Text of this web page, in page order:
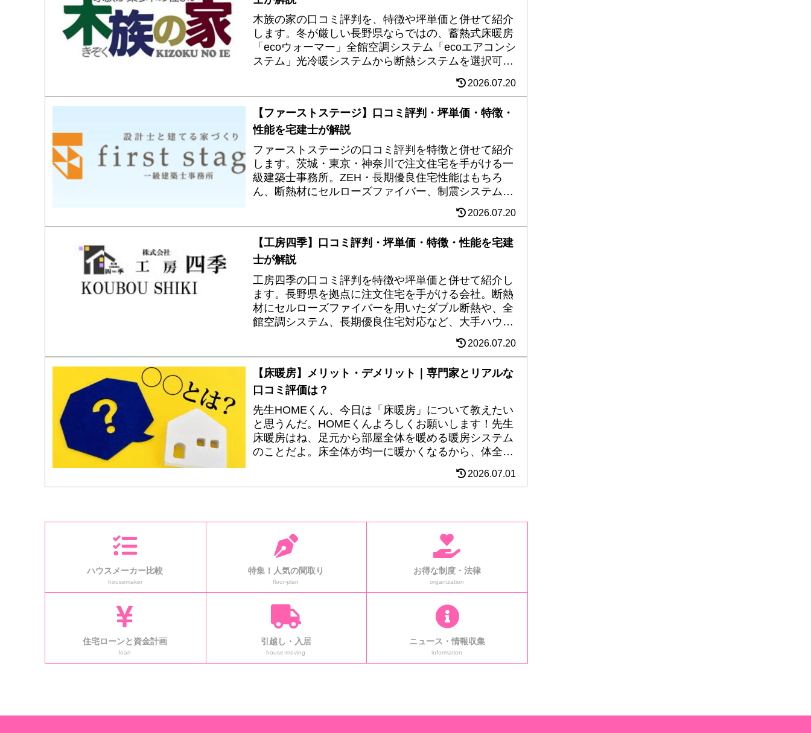
木族の家の口コミ評判を、特徴や坪単価と併せて紹介
します。冬が厳しい長野県ならではの、蓄熱式床暖房
「ecoウォーマー」全館空調システム「ecoエアコンシ
ステム」光冷暖システムから断熱システムを選択可能
2026.07.20
【ファーストステージ】口コミ評判・坪単価・特徴・
性能を宅建士が解説
ファーストステージの口コミ評判を特徴と併せて紹介
します。茨城・東京・神奈川で注文住宅を手がける一
級建築士事務所。ZEH・長期優良住宅性能はもちろ
ん、断熱材にセルローズファイバー、制震システム、
トリプルガラスの窓などハイグレード仕様。北欧やシ
ンプルモダンなど豊富なデザインも強み。
2026.07.20
【工房四季】口コミ評判・坪単価・特徴・性能を宅建
士が解説
工房四季の口コミ評判を特徴や坪単価と併せて紹介し
ます。長野県を拠点に注文住宅を手がける会社。断熱
材にセルローズファイバーを用いたダブル断熱や、全
館空調システム、長期優良住宅対応など、大手ハウス
メーカーの最高ランク商品レベルの性能・設備が満
載。対応エリアで予算が合うなら有力候補になりうる
2026.07.20
【床暖房】メリット・デメリット｜専門家とリアルな
口コミ評価は？
先生HOMEくん、今日は「床暖房」について教えたい
と思うんだ。HOMEくんよろしくお願いします！先生
床暖房はね、足元から部屋全体を暖める暖房システム
のことだよ。床全体が均一に暖かくなるから、体全体
を快適に暖めることができるんだ。HOMEくん...
2026.07.01
ハウスメーカー比較
housemaker
特集！人気の間取り
floor-plan
お得な制度・法律
organization
住宅ローンと資金計画
loan
引越し・入居
house-moving
ニュース・情報収集
information